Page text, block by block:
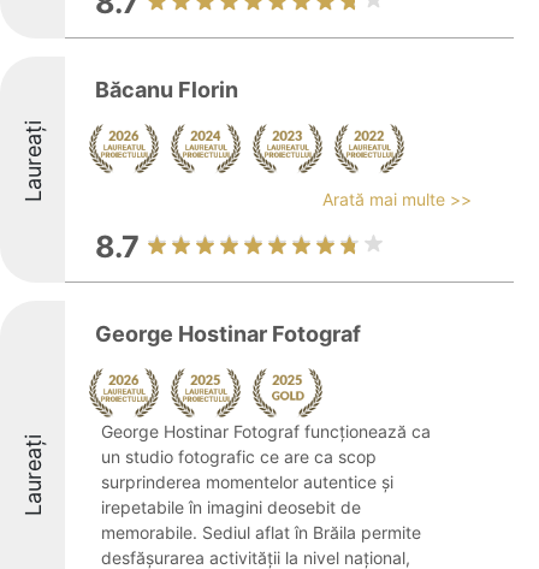
Laureați
Băcanu Florin
Arată mai multe >>
8.7
Laureați
George Hostinar Fotograf
George Hostinar Fotograf funcționează ca
un studio fotografic ce are ca scop
surprinderea momentelor autentice și
irepetabile în imagini deosebit de
memorabile. Sediul aflat în Brăila permite
desfășurarea activității la nivel național,